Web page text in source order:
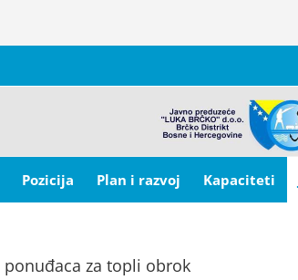
Pozicija Plan i razvoj Kapaciteti
za topli obrok